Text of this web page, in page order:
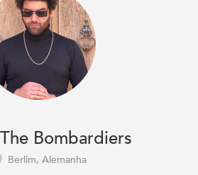
Bombardiers
Berlim, Alemanha